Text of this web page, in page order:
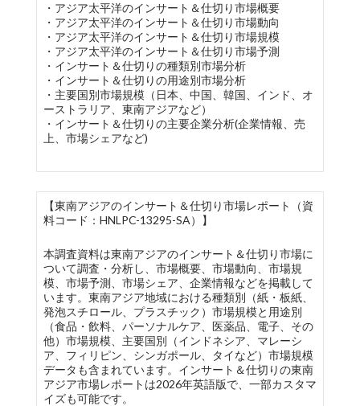
・アジア太平洋のインサート＆仕切り市場概要
・アジア太平洋のインサート＆仕切り市場動向
・アジア太平洋のインサート＆仕切り市場規模
・アジア太平洋のインサート＆仕切り市場予測
・インサート＆仕切りの種類別市場分析
・インサート＆仕切りの用途別市場分析
・主要国別市場規模（日本、中国、韓国、インド、オ
ーストラリア、東南アジアなど）
・インサート＆仕切りの主要企業分析(企業情報、売
上、市場シェアなど)
【東南アジアのインサート＆仕切り市場レポート（資
料コード：HNLPC-13295-SA）】
本調査資料は東南アジアのインサート＆仕切り市場に
ついて調査・分析し、市場概要、市場動向、市場規
模、市場予測、市場シェア、企業情報などを掲載して
います。東南アジア地域における種類別（紙・板紙、
発泡スチロール、プラスチック）市場規模と用途別
（食品・飲料、パーソナルケア、医薬品、電子、その
他）市場規模、主要国別（インドネシア、マレーシ
ア、フィリピン、シンガポール、タイなど）市場規模
データも含まれています。インサート＆仕切りの東南
アジア市場レポートは2026年英語版で、一部カスタマ
イズも可能です。